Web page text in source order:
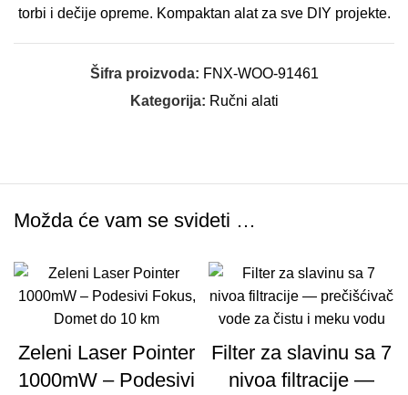
torbi i dečije opreme. Kompaktan alat za sve DIY projekte.
Šifra proizvoda: FNX-WOO-91461
Kategorija: Ručni alati
Možda će vam se svideti …
Zeleni Laser Pointer
1000mW – Podesivi
Filter za slavinu sa 7
nivoa filtracije —